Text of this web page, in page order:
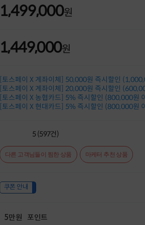
한단
HAF
AI 업
HP
HP올
네트
1,499,000원
1,449,000원
[토스페이 X 계좌이체] 50,000원 즉시할인
[토스페이 X 계좌이체] 20,000원 즉시할인
[토스페이 X 농협카드] 5% 즉시할인 (800,000원
[토스페이 X 현대카드] 5% 즉시할인 (800,000원
5 (597건)
다른 고객님들이 찜한 상품 마케터 추천 상품
쿠폰 안내
5만원 포인트